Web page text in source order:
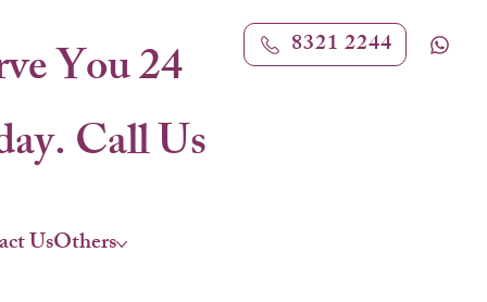
UsOthers
You 24
Call Us
8321 2244